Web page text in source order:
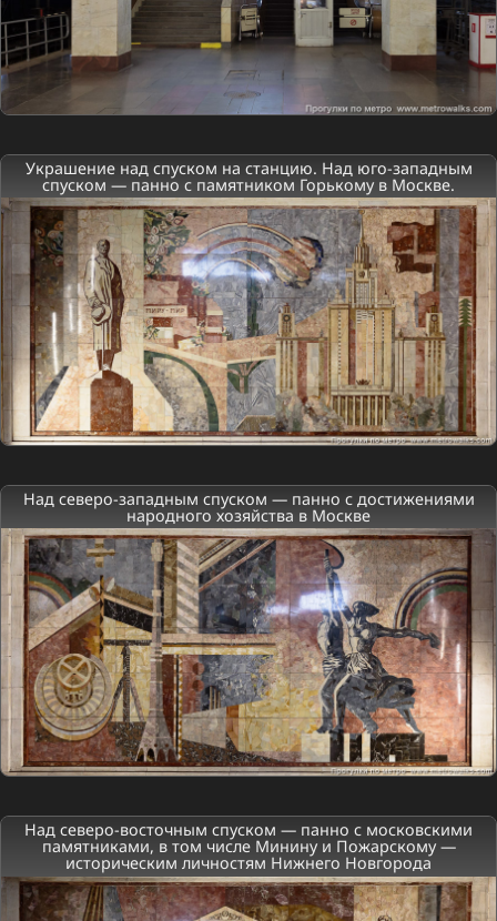
Украшение над спуском на станцию. Над юго-западным
спуском — панно с памятником Горькому в Москве.
Над северо-западным спуском — панно с достижениями
народного хозяйства в Москве
Над северо-восточным спуском — панно с московскими
памятниками, в том числе Минину и Пожарскому —
историческим личностям Нижнего Новгорода